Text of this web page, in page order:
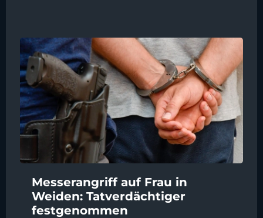
Messerangriff auf Frau in
Weiden: Tatverdächtiger
festgenommen